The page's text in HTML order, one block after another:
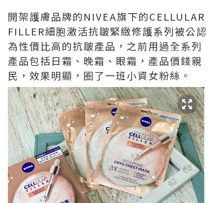
開架護膚品牌的NIVEA旗下的CELLULAR
FILLER細胞激活抗皺緊緻修護系列被公認
為性價比高的抗皺產品，之前用過全系列
產品包括日霜、晚霜、眼霜，產品價錢親
民，效果明顯，圈了一班小資女粉絲。